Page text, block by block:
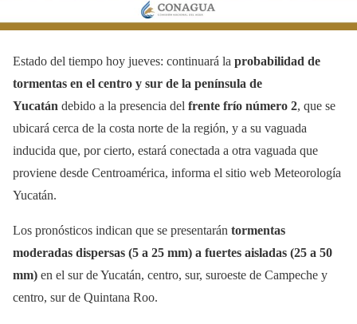
Estado del tiempo hoy jueves: continuará la probabilidad de
tormentas en el centro y sur de la península de
Yucatán debido a la presencia del frente frío número 2, que se
ubicará cerca de la costa norte de la región, y a su vaguada
inducida que, por cierto, estará conectada a otra vaguada que
proviene desde Centroamérica, informa el sitio web Meteorología
Yucatán.
Los pronósticos indican que se presentarán tormentas
moderadas dispersas (5 a 25 mm) a fuertes aisladas (25 a 50
mm) en el sur de Yucatán, centro, sur, suroeste de Campeche y
centro, sur de Quintana Roo.